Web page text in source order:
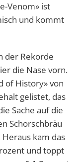
Venom» ist
und kommt
der Rekorde
die Nase vorn.
of History» von
gelistet, das
Sache auf die
Schorschbräu
kam das
und toppt